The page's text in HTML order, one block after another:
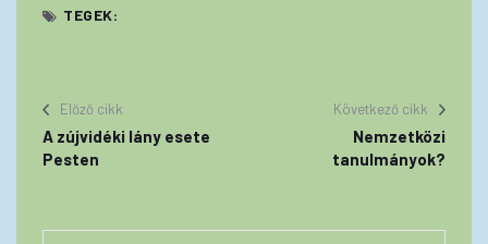
TEGEK:
Előző cikk
A zújvidéki lány esete
Pesten
Következő cikk
Nemzetközi
tanulmányok?